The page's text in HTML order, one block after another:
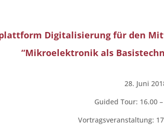
Digitalisierung für den
“Mikroelektronik als
28. Juni
Guided Tour: 16.00
Vortragsveranstaltung: